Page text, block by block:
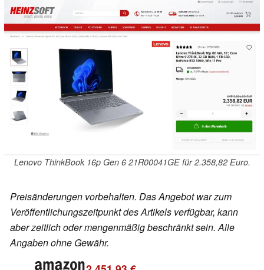
Lenovo ThinkBook 16p Gen 6 21R00041GE für 2.358,82 Euro.
Preisänderungen vorbehalten. Das Angebot war zum
Veröffentlichungszeitpunkt des Artikels verfügbar, kann
aber zeitlich oder mengenmäßig beschränkt sein. Alle
Angaben ohne Gewähr.